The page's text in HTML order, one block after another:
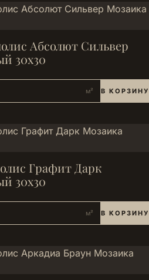
Абсолют Сильвер
30х30
м² В КОРЗИНУ
Графит Дарк
30х30
м² В КОРЗИНУ